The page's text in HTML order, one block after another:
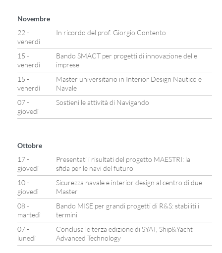
Novembre
22 -
venerdì
In ricordo del prof. Giorgio Contento
15 -
venerdì
Bando SMACT per progetti di innovazione delle
imprese
15 -
venerdì
Master universitario in Interior Design Nautico e
Navale
07 -
giovedì
Sostieni le attività di Navigando
Ottobre
17 -
giovedì
Presentati i risultati del progetto MAESTRI: la
sfida per le navi del futuro
10 -
giovedì
Sicurezza navale e interior design al centro di due
Master
08 -
martedì
Bando MISE per grandi progetti di R&S: stabiliti i
termini
07 -
lunedì
Conclusa le terza edizione di SYAT, Ship&Yacht
Advanced Technology